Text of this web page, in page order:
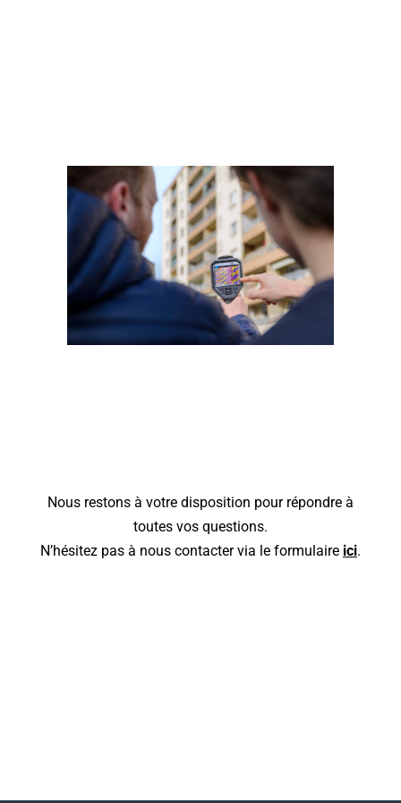
Nous restons à votre disposition pour répondre à
toutes vos questions.
N’hésitez pas à nous contacter via le formulaire ici.